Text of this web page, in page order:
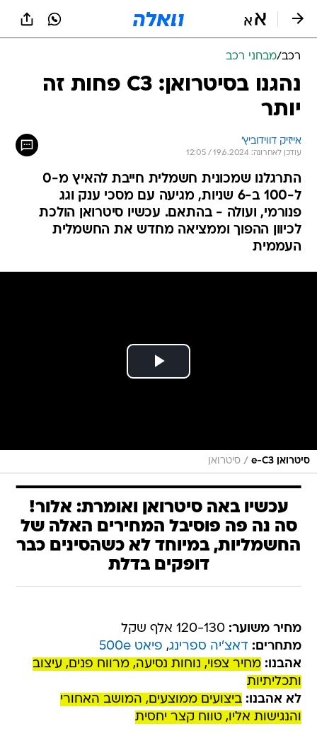
רכב/מבחני רכב
נהגנו בסיטרואן: C3 פחות זה
יותר
אייזיק דווידוביץ'
עודכן לאחרונה: 19.6.2024 / 12:05
התרגלנו שמכונית חשמלית חייבת להאיץ מ-0
ל-100 ב-6 שניות, מגיעה עם מסכי ענק וגג
פנורמי, ועולה - בהתאם. עכשיו סיטרואן הולכת
לכיוון ההפוך וממציאה מחדש את החשמלית
העממית
סיטרואן e-C3 / סיטרואן
עכשיו באה סיטרואן ואומרת: אלור!
סה נה פה פוסיבל המחירים האלה של
החשמליות, במיוחד לא כשהסינים כבר
דופקים בדלת
מחיר משוער: 120-130 אלף שקל
מתחרים: דאצ'יה ספרינג, פיאט 500e
אהבנו: מחיר צפוי, נוחות נסיעה, מרווח פנים, עיצוב
ותכליתיות
לא אהבנו: ביצועים ממוצעים, המושב האחורי
והנגישות אליו, טווח קצר יחסית